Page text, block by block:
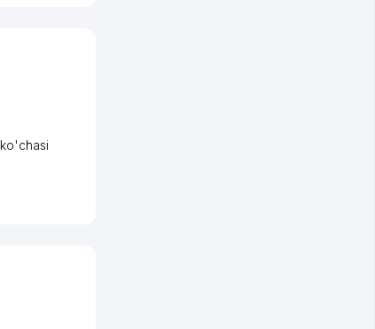
ko'chasi